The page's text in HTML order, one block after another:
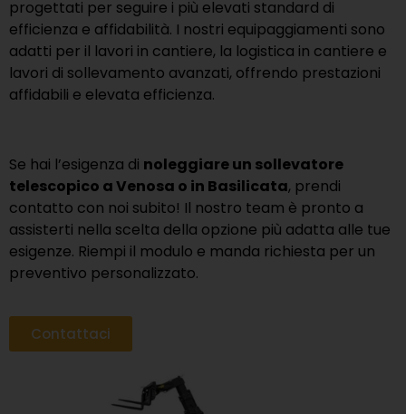
progettati per seguire i più elevati standard di
efficienza e affidabilità. I nostri equipaggiamenti sono
adatti per il lavori in cantiere, la logistica in cantiere e
lavori di sollevamento avanzati, offrendo prestazioni
affidabili e elevata efficienza.
Se hai l’esigenza di noleggiare un sollevatore
telescopico a Venosa o in Basilicata, prendi
contatto con noi subito! Il nostro team è pronto a
assisterti nella scelta della opzione più adatta alle tue
esigenze. Riempi il modulo e manda richiesta per un
preventivo personalizzato.
Contattaci